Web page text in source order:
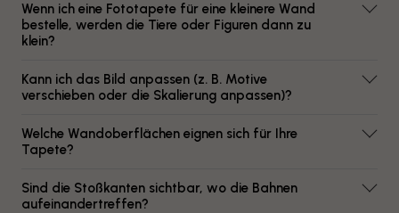
Wenn ich eine Fototapete für eine kleinere Wand
bestelle, werden die Tiere oder Figuren dann zu
klein?
Kann ich das Bild anpassen (z. B. Motive
verschieben oder die Skalierung anpassen)?
Welche Wandoberflächen eignen sich für Ihre
Tapete?
Sind die Stoßkanten sichtbar, wo die Bahnen
aufeinandertreffen?